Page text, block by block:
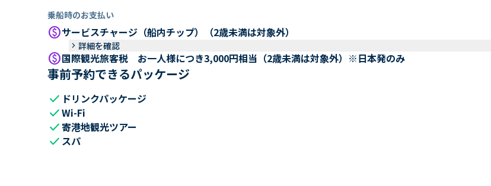
乗船時のお支払い
paidサービスチャージ（船内チップ）（2歳未満は対象外）
keyboard_arrow_right 詳細を確認
paid国際観光旅客税 お一人様につき3,000円相当（2歳未満は対象外）※日本発のみ
事前予約できるパッケージ
check ドリンクパッケージ
checkWi-Fi
check寄港地観光ツアー
check スパ